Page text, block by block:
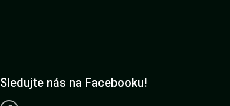
Sledujte nás na Facebooku!